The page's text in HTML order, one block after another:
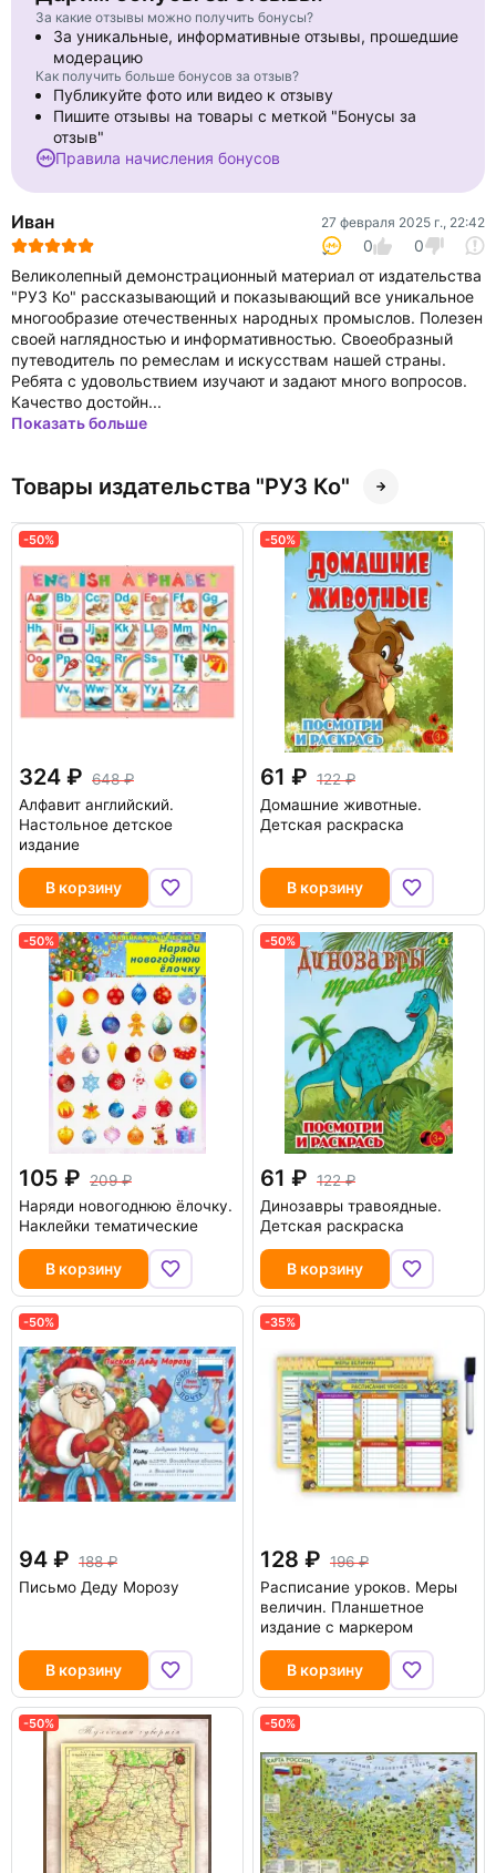
За какие отзывы можно получить бонусы?
За уникальные, информативные отзывы, прошедшие
модерацию
Как получить больше бонусов за отзыв?
Публикуйте фото или видео к отзыву
Пишите отзывы на товары с меткой "Бонусы за
отзыв"
Правила начисления бонусов
Иван 27 февраля 2025 г., 22:42
0
0
Великолепный демонстрационный материал от издательства
"РУЗ Ко" рассказывающий и показывающий все уникальное
многообразие отечественных народных промыслов. Полезен
своей наглядностью и информативностью. Своеобразный
путеводитель по ремеслам и искусствам нашей страны.
Ребята с удовольствием изучают и задают много вопросов.
Качество достойн...
Показать больше
Товары издательства "РУЗ Ко"
-50%
324
648
Алфавит английский.
Настольное детское
издание
В корзину
-50%
61
122
Домашние животные.
Детская раскраска
В корзину
-50%
105
209
Наряди новогоднюю ёлочку.
Наклейки тематические
В корзину
-50%
61
122
Динозавры травоядные.
Детская раскраска
В корзину
-50%
94
188
Письмо Деду Морозу
В корзину
-35%
128
196
Расписание уроков. Меры
величин. Планшетное
издание с маркером
В корзину
-50% -50%